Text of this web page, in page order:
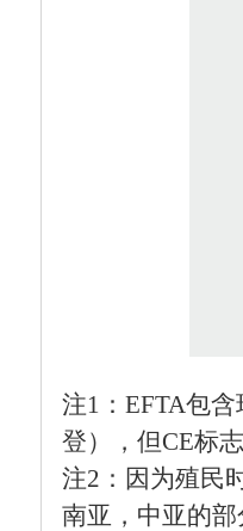
注1：EFTA包
登），但CE标
注2：因为殖民
南亚，中亚的